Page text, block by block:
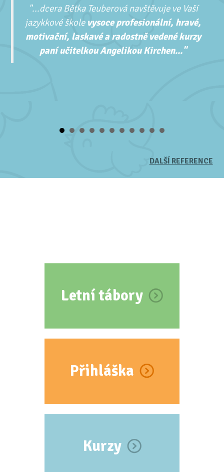
"...dcera Bětka Teuberová navštěvuje ve Vaší
jazykkové škole vysoce profesionální, hravé,
motivační, laskavé a radostně vedené kurzy
paní učitelkou Angelikou Kirchen..."
DALŠÍ REFERENCE
Letní tábory
Přihláška
Kurzy